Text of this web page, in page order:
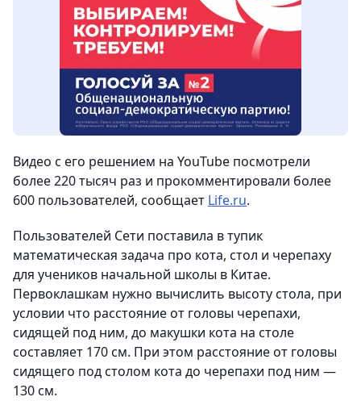
Видео с его решением на YouTube посмотрели
более 220 тысяч раз и прокомментировали более
600 пользователей, сообщает Life.ru.
Пользователей Сети поставила в тупик
математическая задача про кота, стол и черепаху
для учеников начальной школы в Китае.
Первоклашкам нужно вычислить высоту стола, при
условии что расстояние от головы черепахи,
сидящей под ним, до макушки кота на столе
составляет 170 см. При этом расстояние от головы
сидящего под столом кота до черепахи под ним —
130 см.